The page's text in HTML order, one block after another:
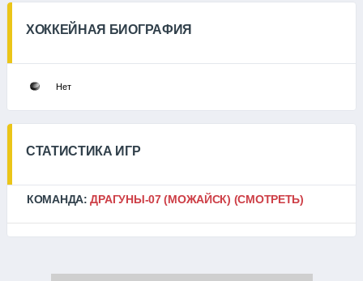
ХОККЕЙНАЯ БИОГРАФИЯ
Нет
СТАТИСТИКА ИГР
КОМАНДА:ДРАГУНЫ-07 (МОЖАЙСК) (СМОТРЕТЬ)